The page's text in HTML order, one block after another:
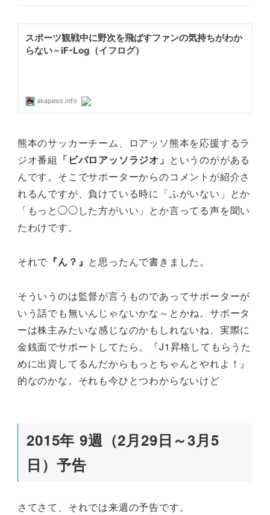
熊本のサッカーチーム、ロアッソ熊本を応援するラ
ジオ番組 「ビバロアッソラジオ」 というのががある
んです。そこでサポーターからのコメントが紹介さ
れるんですが、負けている時に「ふがいない」とか
「もっと◯◯した方がいい」とか言ってる声を聞い
たわけです。
それで 『ん？』 と思ったんで書きました。
そういうのは監督が言うものであってサポーターが
いう話でも無いんじゃないかな～とかね。サポータ
ーは株主みたいな感じなのかもしれないね、実際に
金銭面でサポートしてたら。『J1昇格してもらうた
めに出資してるんだからもっとちゃんとやれよ！』
的なのかな。それも今ひとつわからないけど
2015年 9週（2月29日～3月5
日）予告
さてさて、それでは来週の予告です。